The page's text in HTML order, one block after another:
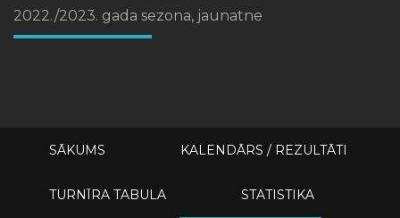
2022./2023. gada sezona, jaunatne
SĀKUMS KALENDĀRS / REZULTĀTI
TURNĪRA TABULA STATISTIKA